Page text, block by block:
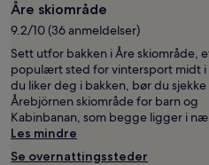
natt
for
voksne.
Priser
og
tilgjengelighet
kan
endre
seg.
Åre skiområde
9.2/10 (36 anmeldelser)
Sett utfor bakken i Åre skiområde,
populært sted for vintersport midt i
du liker deg i bakken, bør du
Årebjörnen skiområde for barn og
Kabinbanan, som begge ligger i
Les mindre
Se overnattingssteder